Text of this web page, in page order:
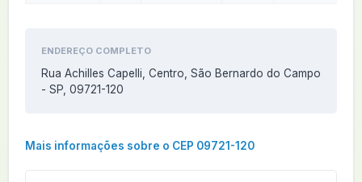
ENDEREÇO COMPLETO
Rua Achilles Capelli, Centro, São Bernardo do Campo
- SP, 09721-120
Mais informações sobre o CEP 09721-120